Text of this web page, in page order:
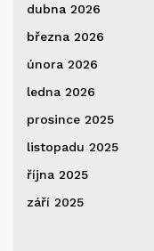
dubna 2026
března 2026
února 2026
ledna 2026
prosince 2025
listopadu 2025
října 2025
září 2025